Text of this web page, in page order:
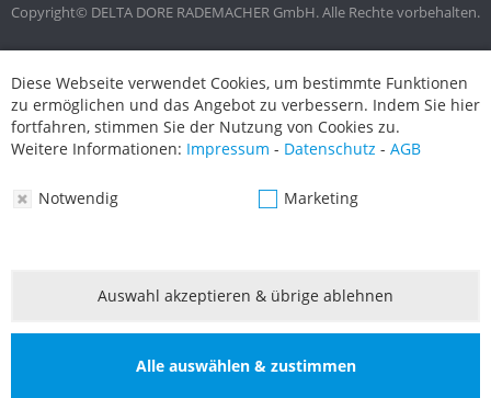
Copyright© DELTA DORE RADEMACHER GmbH. Alle Rechte vorbehalten.
Diese Webseite verwendet Cookies, um bestimmte Funktionen
zu ermöglichen und das Angebot zu verbessern. Indem Sie hier
fortfahren, stimmen Sie der Nutzung von Cookies zu.
Weitere Informationen: Impressum - Datenschutz - AGB
Notwendig Marketing
Auswahl akzeptieren & übrige ablehnen
Alle auswählen & zustimmen
Diese Webseite verwendet Cookies, um bestimmte Funktionen
zu ermöglichen und das Angebot zu verbessern. Indem Sie hier
fortfahren, stimmen Sie der Nutzung von Cookies zu.
Weitere Informationen: Impressum - Datenschutz - AGB
Notwendig Marketing
Auswahl akzeptieren & übrige ablehnen
Alle auswählen & zustimmen